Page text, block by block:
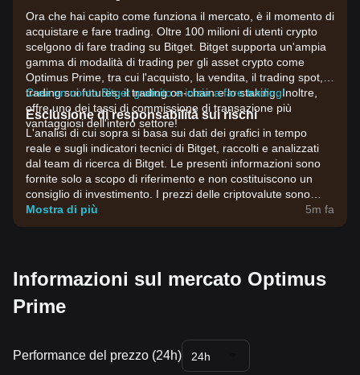
Ora che hai capito come funziona il mercato, è il momento di
acquistare e fare trading. Oltre 100 milioni di utenti crypto
scelgono di fare trading su Bitget. Bitget supporta un'ampia
gamma di modalità di trading per gli asset crypto come
Optimus Prime, tra cui l'acquisto, la vendita, il trading spot, il
trading sui futures, il trading on-chain e lo staking. Inoltre,
offre uno dei tassi di commissione di transazione più
vantaggiosi dell'intero settore!
Crea un conto Bitget gratuito e inizia a fare trading!
Esclusione di responsabilità sui rischi
L'analisi di cui sopra si basa sui dati dei grafici in tempo
reale e sugli indicatori tecnici di Bitget, raccolti e analizzati
dal team di ricerca di Bitget. Le presenti informazioni sono
fornite solo a scopo di riferimento e non costituiscono un
consiglio di investimento. I prezzi delle criptovalute sono
estremamente volatili. Prendi decisioni di investimento in
base alla tua propensione al rischio.
Mostra di più 5m fa
Informazioni sul mercato Optimus
Prime
Performance del prezzo (24h) 24h